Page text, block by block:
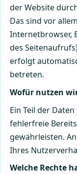
der Website
Das sind vor
Internetbrowser,
des
erfolgt
betreten.
Wofür nutzen
Ein Teil der
fehlerfreie
gewährleisten.
Ihres
Welche Rechte